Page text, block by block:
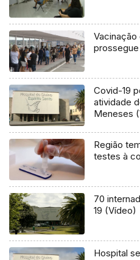
Vacinação
Covid-19
atividade
Meneses
Região
testes à
70
19 (Vídeo)
Hospital